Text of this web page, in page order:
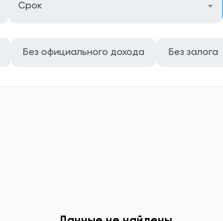
Срок
Без официального дохода Без залога